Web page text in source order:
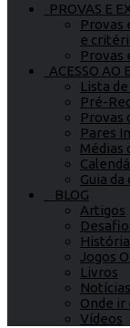
PROVAS E
Provas
e
Provas
ACESSO AO
Lista
Pré-
Provas
Pares
Médias
Guia
BLOG
Artigos
Jogos
Livros
Onde
Vídeos